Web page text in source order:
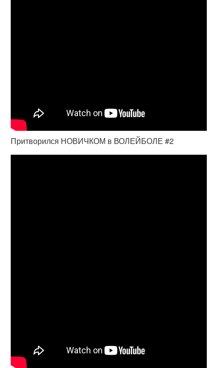
Притворился НОВИЧКОМ в ВОЛЕЙБОЛЕ #2